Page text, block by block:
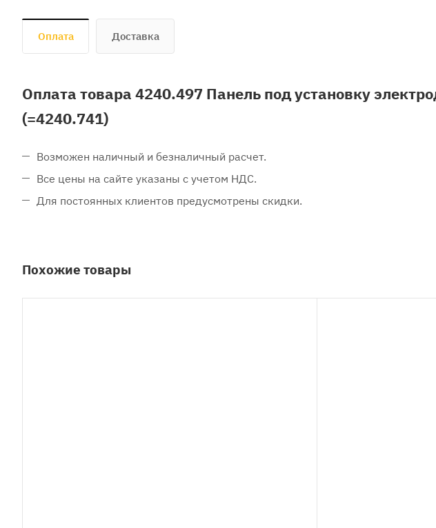
Оплата Доставка
Оплата товара 4240.497 Панель под установку
(=4240.741)
Возможен наличный и безналичный расчет.
Все цены на сайте указаны с учетом НДС.
Для постоянных клиентов предусмотрены скидки.
Похожие товары